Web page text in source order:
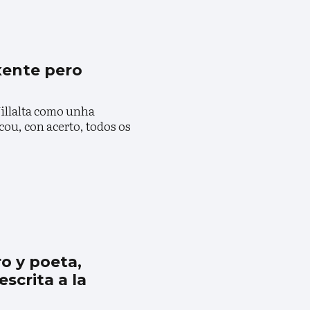
pero
como unha
con acerto, todos os
y poeta,
a la